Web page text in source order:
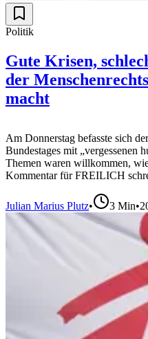
Politik
Gute Krisen,
der
macht
Am Donnerstag befasste sich
Bundestages mit „vergessenen
Themen waren willkommen,
Kommentar für FREILICH
Julian Marius Plutz• 3 Min•